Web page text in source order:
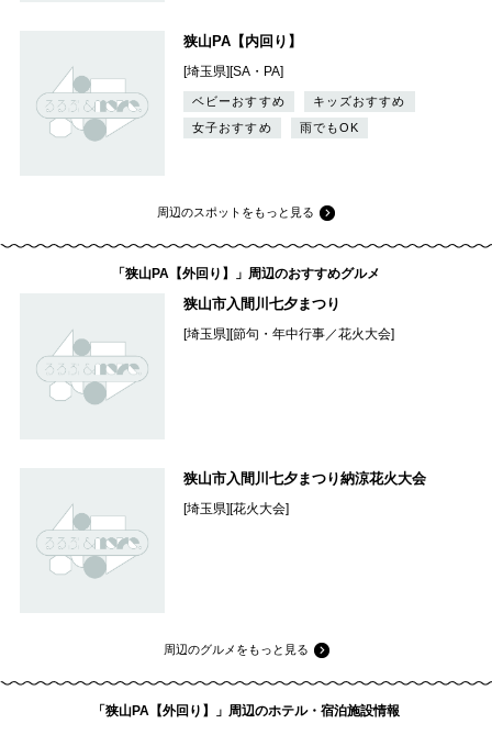
狭山PA【内回り】
[埼玉県][SA・PA]
ベビーおすすめ
キッズおすすめ
女子おすすめ
雨でもOK
周辺のスポットをもっと見る
「狭山PA【外回り】」周辺のおすすめグルメ
狭山市入間川七夕まつり
[埼玉県][節句・年中行事／花火大会]
狭山市入間川七夕まつり納涼花火大会
[埼玉県][花火大会]
周辺のグルメをもっと見る
「狭山PA【外回り】」周辺のホテル・宿泊施設情報